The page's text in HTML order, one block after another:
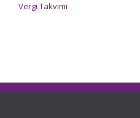
Vergi Takvimi